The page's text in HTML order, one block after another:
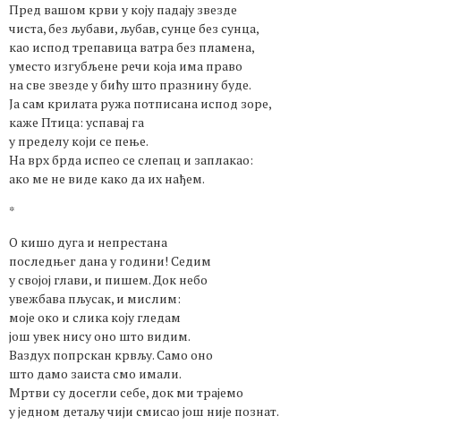
Пред вашом крви у коју падају звезде
чиста, без љубави, љубав, сунце без сунца,
као испод трепавица ватра без пламена,
уместо изгубљене речи која има право
на све звезде у бићу што празнину буде.
Ја сам крилата ружа потписана испод зоре,
каже Птица: успавај га
у пределу који се пење.
На врх брда испео се слепац и заплакао:
ако ме не виде како да их нађем.
*
О кишо дуга и непрестана
последњег дана у години! Седим
у својој глави, и пишем. Док небо
увежбава пљусак, и мислим:
моје око и слика коју гледам
још увек нису оно што видим.
Ваздух попрскан крвљу. Само оно
што дамо заиста смо имали.
Мртви су досегли себе, док ми трајемо
у једном детаљу чији смисао још није познат.